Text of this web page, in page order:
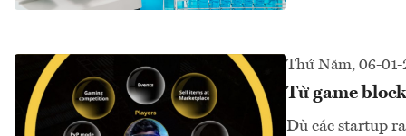
Thứ Năm, 06-01-
Từ game
Dù các startup